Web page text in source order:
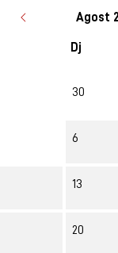
Agost
Dj
30
6
13
20